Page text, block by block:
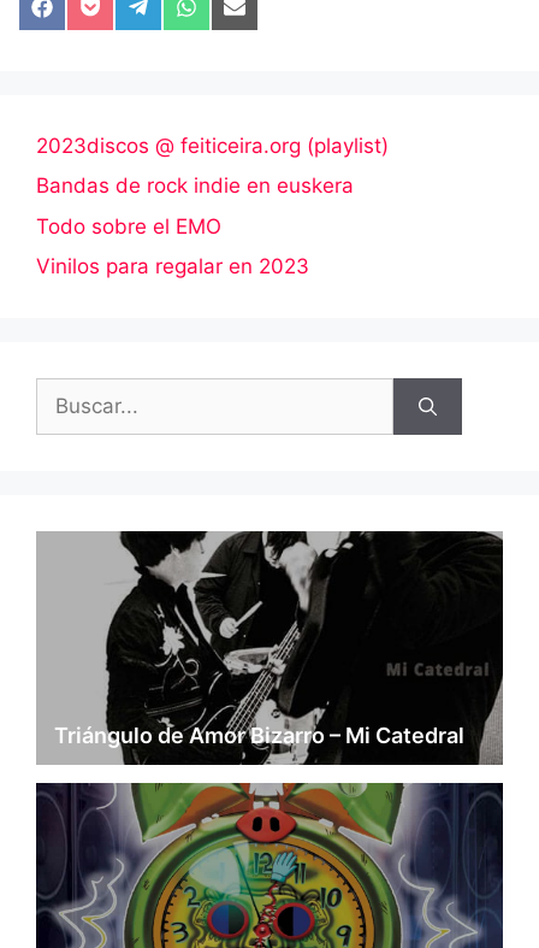
Compartir
en
Compartir
en
Compartir
en
Compartir
en
Compartir
en
2023discos @ feiticeira.org (playlist)
Bandas de rock indie en euskera
Todo sobre el EMO
Vinilos para regalar en 2023
Buscar:
Triángulo de Amor Bizarro – Mi Catedral